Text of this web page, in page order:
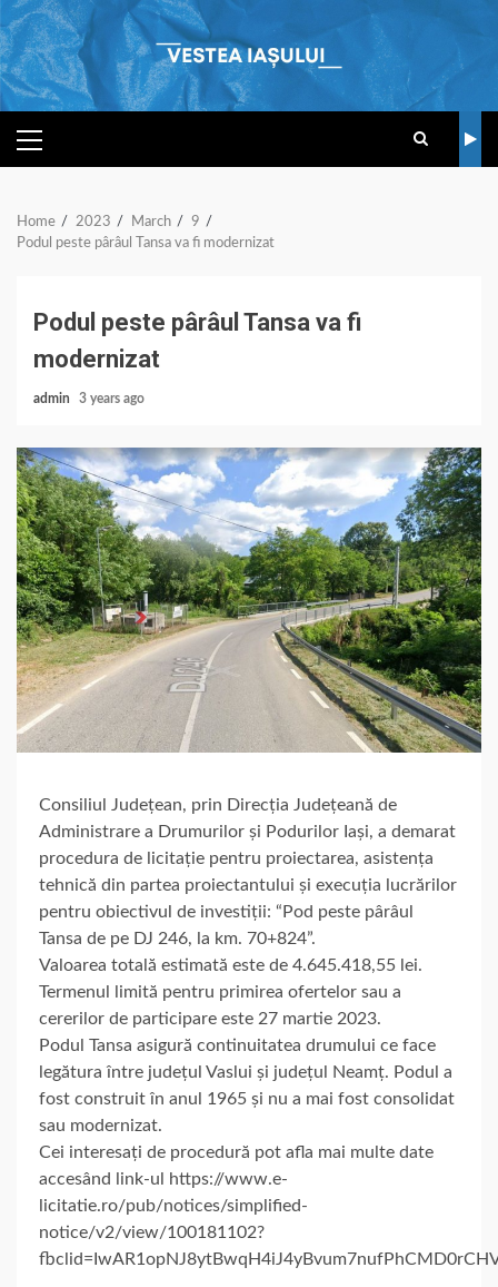
Skip
to
content
PRIMARY
MENU
Home 2023 March
9
Podul peste pârâul Tansa va fi modernizat
Podul peste pârâul Tansa va fi
modernizat
admin 3 years ago
Consiliul Județean, prin Direcția Județeană de
Administrare a Drumurilor și Podurilor Iași, a demarat
procedura de licitație pentru proiectarea, asistența
tehnică din partea proiectantului și execuția lucrărilor
pentru obiectivul de investiții: “Pod peste pârâul
Tansa de pe DJ 246, la km. 70+824”.
Valoarea totală estimată este de 4.645.418,55 lei.
Termenul limită pentru primirea ofertelor sau a
cererilor de participare este 27 martie 2023.
Podul Tansa asigură continuitatea drumului ce face
legătura între județul Vaslui și județul Neamț. Podul a
fost construit în anul 1965 și nu a mai fost consolidat
sau modernizat.
Cei interesați de procedură pot afla mai multe date
accesând link-ul https://www.e-
licitatie.ro/pub/notices/simplified-
notice/v2/view/100181102?